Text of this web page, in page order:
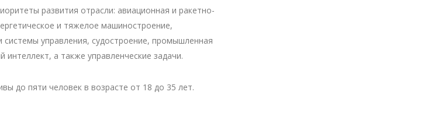
развития отрасли: авиационная и ракетно-
и тяжелое машиностроение,
управления, судостроение, промышленная
а также управленческие задачи.
до пяти человек в возрасте от 18 до 35 лет.